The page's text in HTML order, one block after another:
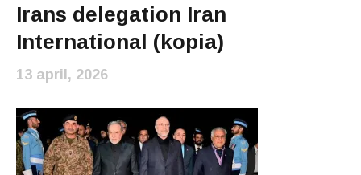
Irans delegation Iran
International (kopia)
13 april, 2026